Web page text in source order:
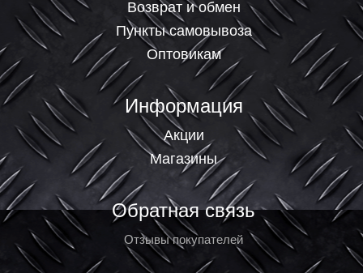
Возврат и обмен
Пункты самовывоза
Оптовикам
Информация
Акции
Магазины
Обратная связь
Отзывы покупателей